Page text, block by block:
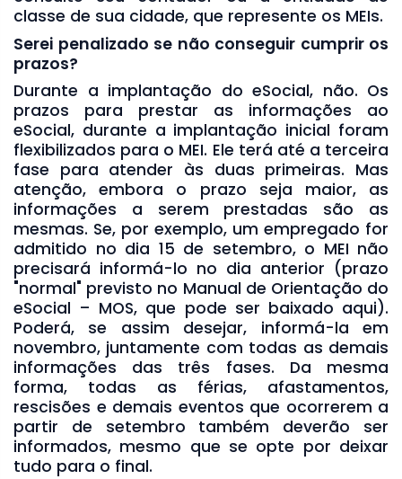
classe de sua cidade, que represente os MEIs.
Serei penalizado se não conseguir cumprir os
prazos?
Durante a implantação do eSocial, não. Os
prazos para prestar as informações ao
eSocial, durante a implantação inicial foram
flexibilizados para o MEI. Ele terá até a terceira
fase para atender às duas primeiras. Mas
atenção, embora o prazo seja maior, as
informações a serem prestadas são as
mesmas. Se, por exemplo, um empregado for
admitido no dia 15 de setembro, o MEI não
precisará informá-lo no dia anterior (prazo
"normal" previsto no Manual de Orientação do
eSocial – MOS, que pode ser baixado aqui).
Poderá, se assim desejar, informá-la em
novembro, juntamente com todas as demais
informações das três fases. Da mesma
forma, todas as férias, afastamentos,
rescisões e demais eventos que ocorrerem a
partir de setembro também deverão ser
informados, mesmo que se opte por deixar
tudo para o final.